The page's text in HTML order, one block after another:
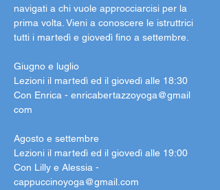
navigati a chi vuole approcciarcisi per la
prima volta. Vieni a conoscere le istruttrici
tutti i martedì e giovedì fino a settembre.
Giugno e luglio
Lezioni il martedì ed il giovedì alle 18:30
Con Enrica - enricabertazzoyoga@gmail
com
Agosto e settembre
Lezioni il martedì ed il giovedì alle 19:00
Con Lilly e Alessia -
cappuccinoyoga@gmail.com